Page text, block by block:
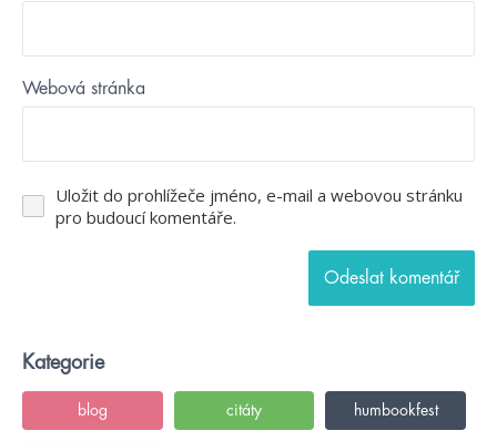
Webová stránka
Uložit do prohlížeče jméno, e-mail a webovou stránku
pro budoucí komentáře.
Kategorie
blog citáty humbookfest